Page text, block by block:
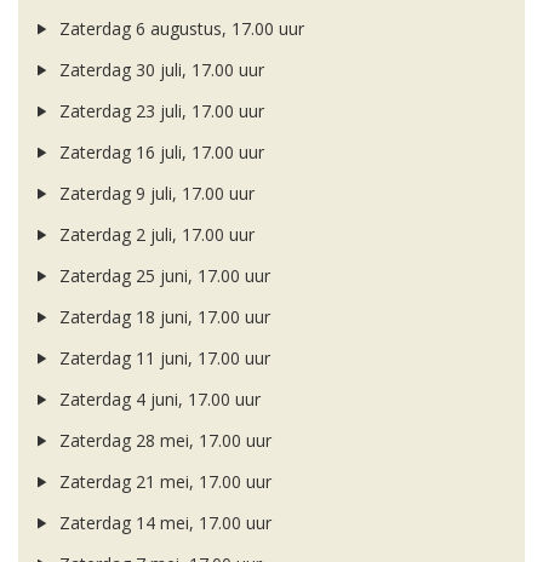
Zaterdag 6 augustus, 17.00 uur
Zaterdag 30 juli, 17.00 uur
Zaterdag 23 juli, 17.00 uur
Zaterdag 16 juli, 17.00 uur
Zaterdag 9 juli, 17.00 uur
Zaterdag 2 juli, 17.00 uur
Zaterdag 25 juni, 17.00 uur
Zaterdag 18 juni, 17.00 uur
Zaterdag 11 juni, 17.00 uur
Zaterdag 4 juni, 17.00 uur
Zaterdag 28 mei, 17.00 uur
Zaterdag 21 mei, 17.00 uur
Zaterdag 14 mei, 17.00 uur